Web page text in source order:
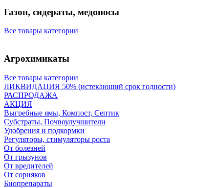
Газон, сидераты, медоносы
Все товары категории
Агрохимикаты
Все товары категории
ЛИКВИДАЦИЯ 50% (истекающий срок годности)
РАСПРОДАЖА
АКЦИЯ
Выгребные ямы, Компост, Септик
Субстраты, Почвоулучшители
Удобрения и подкормки
Регуляторы, стимуляторы роста
От болезней
От грызунов
От вредителей
От сорняков
Биопрепараты